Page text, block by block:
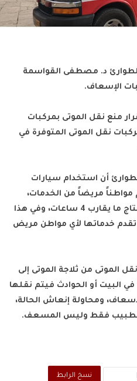
للطوارئ د. مصطفى القواسمة
الإسعاف.
منع نقل الموتى بمركبات
نقل الموتى المتوفرة في
أن استخدام سيارات
مواطناً مريضاً من الخدمات،
وذلك لأن عملية نقل الميت تحتاج ما يقارب 4 ساعات، وفي هذا
خدماتها لأي مواطن مريض
الموتى من ثلاجة الموتى إلى
في البيت أو الحوادث فيتم نقلها
ومحاولة إنعاش الحالة،
الطبيب فقط وليس المسعف.
نسخ الرابط